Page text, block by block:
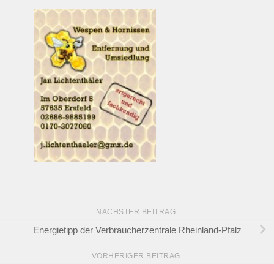
NÄCHSTER BEITRAG
Energietipp der Verbraucherzentrale Rheinland-Pfalz
VORHERIGER BEITRAG